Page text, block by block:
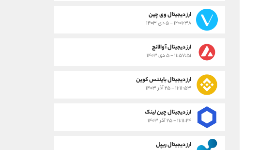
ارز دیجیتال وی چین
۱۲:۰۱:۳۸ - ۵ دی ۱۴۰۳
ارز دیجیتال آوالانچ
۱۱:۵۷:۵۱ - ۵ دی ۱۴۰۳
ارز دیجیتال بایننس کوین
۱۱:۱۱:۵۳ - ۲۵ آذر ۱۴۰۳
ارز دیجیتال چین لینک
۱۱:۱۱:۲۴ - ۲۵ آذر ۱۴۰۳
ارز دیجیتال ریپل